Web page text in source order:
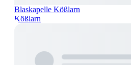
Blaskapelle Kößlarn
Kößlarn